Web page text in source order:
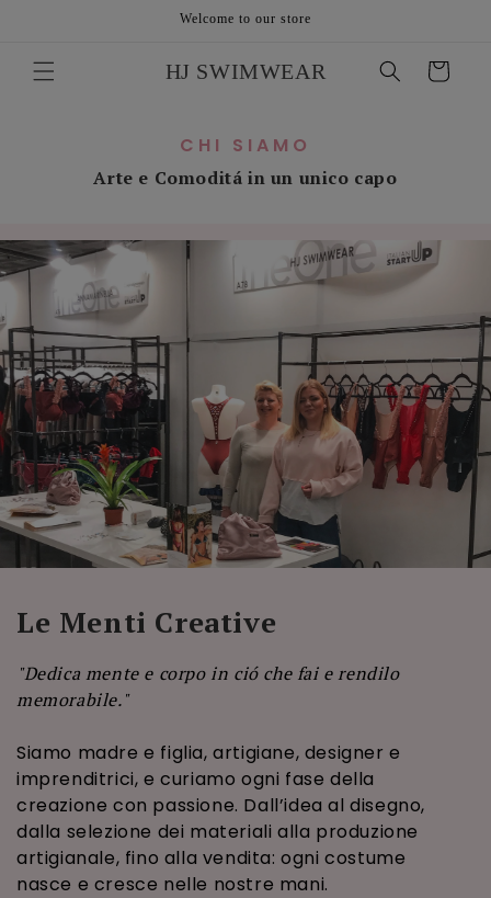
Welcome to our store
HJ SWIMWEAR Cart
CHI SIAMO
Arte e Comoditá in un unico capo
Le Menti Creative
"Dedica mente e corpo in ció che fai e rendilo
memorabile."
Siamo madre e figlia, artigiane, designer e
imprenditrici, e curiamo ogni fase della
creazione con passione. Dall’idea al disegno,
dalla selezione dei materiali alla produzione
artigianale, fino alla vendita: ogni costume
nasce e cresce nelle nostre mani.